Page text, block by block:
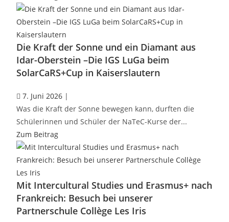
Die Kraft der Sonne und ein Diamant aus
Idar-Oberstein –Die IGS LuGa beim
SolarCaRS+Cup in Kaiserslautern
7. Juni 2026 |
Was die Kraft der Sonne bewegen kann, durften die
Schülerinnen und Schüler der NaTeC-Kurse der...
Zum Beitrag
Mit Intercultural Studies und Erasmus+ nach
Frankreich: Besuch bei unserer
Partnerschule Collège Les Iris